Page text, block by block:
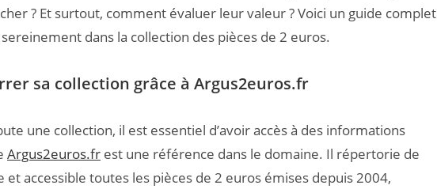
? Et surtout, comment évaluer leur valeur ? Voici un guide complet
dans la collection des pièces de 2 euros.
sa collection grâce à Argus2euros.fr
une collection, il est essentiel d’avoir accès à des informations
Argus2euros.fr est une référence dans le domaine. Il répertorie de
et accessible toutes les pièces de 2 euros émises depuis 2004,